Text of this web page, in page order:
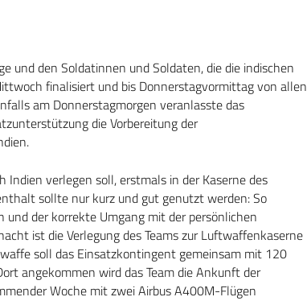
und den Soldatinnen und Soldaten, die die indischen
finalisiert und bis Donnerstagvormittag von allen
am Donnerstagmorgen veranlasste das
die Vorbereitung der
Indien verlegen soll, erstmals in der Kaserne des
sollte nur kurz und gut genutzt werden: So
der korrekte Umgang mit der persönlichen
ist die Verlegung des Teams zur Luftwaffenkaserne
soll das Einsatzkontingent gemeinsam mit 120
angekommen wird das Team die Ankunft der
Woche mit zwei Airbus A400M-Flügen